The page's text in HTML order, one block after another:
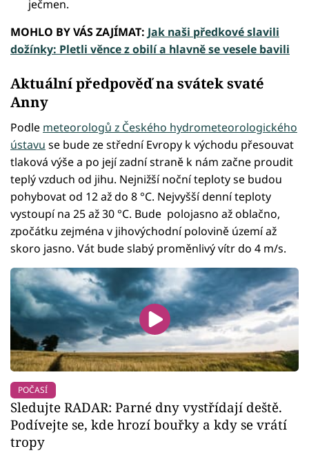
ječmen.
MOHLO BY VÁS ZAJÍMAT: Jak naši předkové slavili
dožínky: Pletli věnce z obilí a hlavně se vesele bavili
Aktuální předpověď na svátek svaté
Anny
Podle meteorologů z Českého hydrometeorologického
ústavu se bude ze střední Evropy k východu přesouvat
tlaková výše a po její zadní straně k nám začne proudit
teplý vzduch od jihu. Nejnižší noční teploty se budou
pohybovat od 12 až do 8 °C. Nejvyšší denní teploty
vystoupí na 25 až 30 °C. Bude polojasno až oblačno,
zpočátku zejména v jihovýchodní polovině území až
skoro jasno. Vát bude slabý proměnlivý vítr do 4 m/s.
POČASÍ
Sledujte RADAR: Parné dny vystřídají deště.
Podívejte se, kde hrozí bouřky a kdy se vrátí
tropy